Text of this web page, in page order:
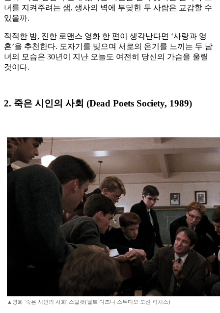
녀를 지켜주려는 샘, 생사의 벽에 부딪힌 두 사람은 교감할 수
있을까.
적적한 밤, 진한 로맨스 영화 한 편이 생각난다면 ‘사랑과 영
혼’을 추천한다. 도자기를 빚으며 서로의 온기를 느끼는 두 남
녀의 모습은 30년이 지난 오늘도 여전히 당신의 가슴을 울릴
것이다.
2. 죽은 시인의 사회 (Dead Poets Society, 1989)
▲영화 '죽은 시인의 사회' 스틸컷(월트 디즈니 스튜디오 모션 픽처스)